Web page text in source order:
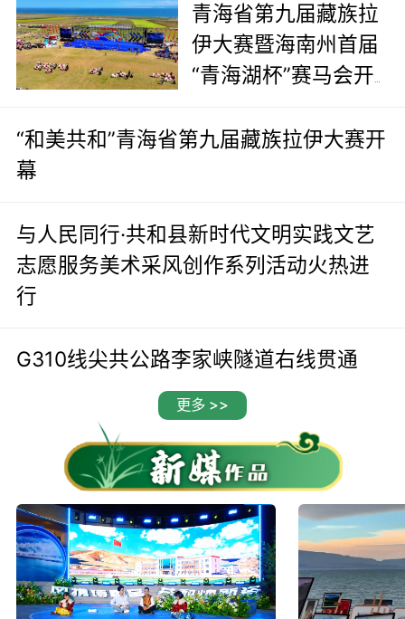
青海省第九届藏族拉
伊大赛暨海南州首届
“青海湖杯”赛马会开
“和美共和”青海省第九届藏族拉伊大赛开
幕
与人民同行·共和县新时代文明实践文艺
志愿服务美术采风创作系列活动火热进
行
G310线尖共公路李家峡隧道右线贯通
更多 >>